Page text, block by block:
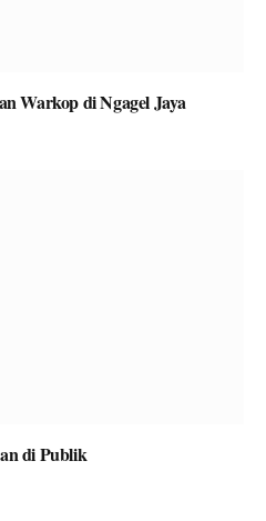
Warkop di Ngagel Jaya
di Publik